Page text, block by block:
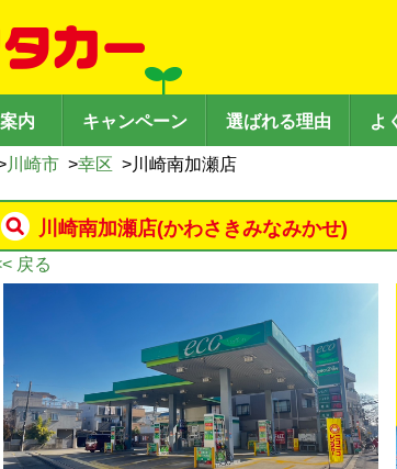
内 キャンペーン 選ばれる理由 よ
川崎市 >幸区 >川崎南加瀬店
川崎南加瀬店(かわさきみなみかせ)
戻る